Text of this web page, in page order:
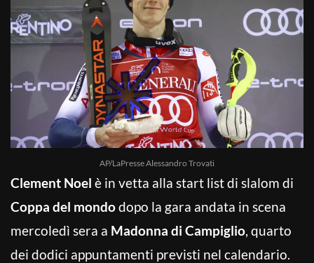
AP/LaPresse Alessandro Trovati
Clement Noel è in vetta alla start list di slalom di
Coppa del mondodopo la gara andata in scena
mercoledì sera a Madonna di Campiglio, quarto
dei dodici appuntamenti previsti nel calendario.